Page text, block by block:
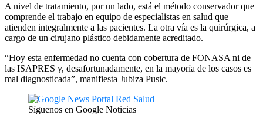
A nivel de tratamiento, por un lado, está el método conservador que
comprende el trabajo en equipo de especialistas en salud que
atienden integralmente a las pacientes. La otra vía es la quirúrgica, a
cargo de un cirujano plástico debidamente acreditado.
“Hoy esta enfermedad no cuenta con cobertura de FONASA ni de
las ISAPRES y, desafortunadamente, en la mayoría de los casos es
mal diagnosticada”, manifiesta Jubiza Pusic.
Síguenos en Google Noticias